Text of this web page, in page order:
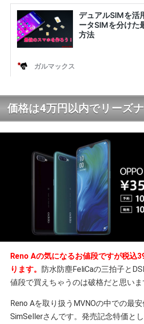
価格は4万円以内でリーズ
Reno Aの気になるお値段ですが税込
ります。 防水防塵FeliCaの三拍子と
値段で買えちゃうのは破格だと思いま
Reno Aを取り扱うMVNOの中での最
SimSellerさんです。発売記念特価と